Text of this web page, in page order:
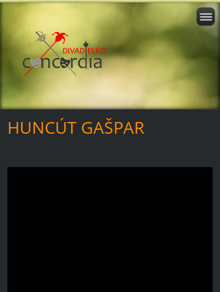
HUNCÚT GAŠPAR